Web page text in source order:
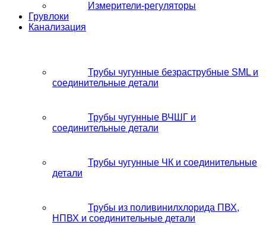
Измерители-регуляторы
Грувлоки
Канализация
Трубы чугунные безраструбные SML и
соединительные детали
Трубы чугунные ВЧШГ и
соединительные детали
Трубы чугунные ЧК и соединительные
детали
Трубы из поливинилхлорида ПВХ,
НПВХ и соединительные детали